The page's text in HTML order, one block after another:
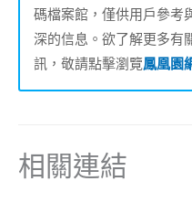
碼檔案館，僅供用戶參考
深的信息。欲了解更多有
訊，敬請點擊瀏覽鳳凰園
相關連結